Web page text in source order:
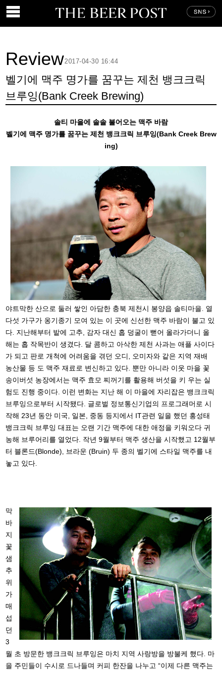
Review
벨기에 맥주 명가를 꿈꾸는 제천 뱅크크릭
브루잉(Bank Creek Brewing)
2017-04-30 16:44
솔티 마을에 솔솔 불어오는 맥주 바람
벨기에 맥주 명가를 꿈꾸는 제천 뱅크크릭 브루잉(Bank Creek Brew
ing)
야트막한 산으로 둘러 쌓인 아담한 충북 제천시 봉양읍 솔티마을. 열
다섯 가구가 옹기종기 모여 있는 이 곳에 신선한 맥주 바람이 불고 있
다. 지난해부터 밭에 고추, 감자 대신 홉 덩굴이 뻗어 올라가더니 올
해는 홉 작목반이 생겼다. 달 콤하고 아삭한 제천 사과는 애플 사이다
가 되고 판로 개척에 어려움을 겪던 오디, 오미자와 같은 지역 재배
농산물 등 도 맥주 재료로 변신하고 있다. 뿐만 아니라 이웃 마을 꽃
송이버섯 농장에서는 맥주 효모 찌꺼기를 활용해 버섯을 키 우는 실
험도 진행 중이다. 이런 변화는 지난 해 이 마을에 자리잡은 뱅크크릭
브루잉으로부터 시작됐다. 글로벌 정보통신기업의 프로그래머로 시
작해 23년 동안 미국, 일본, 중동 등지에서 IT관련 일을 했던 홍성태
뱅크크릭 브루잉 대표는 오랜 기간 맥주에 대한 애정을 키워오다 귀
농해 브루어리를 열었다. 작년 9월부터 맥주 생산을 시작했고 12월부
터 블론드(Blonde), 브라운 (Bruin) 두 종의 벨기에 스타일 맥주를 내
놓고 있다.
막
바
지
꽃
샘
추
위
가
매
섭
던
3
월 초 방문한 뱅크크릭 브루잉은 마치 지역 사랑방을 방불케 했다. 마
을 주민들이 수시로 드나들며 커피 한잔을 나누고 “이제 다른 맥주는